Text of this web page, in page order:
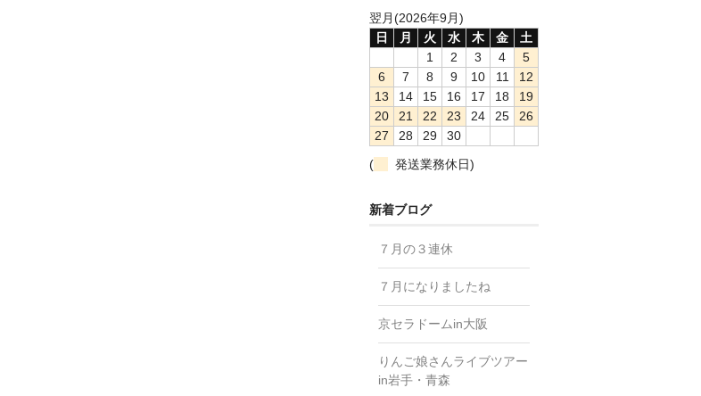
翌月(2026年9月)
日
月 火 水 木 金
土
1
2 3 4
5
6
7 8 9 10 11
12
13
14 15 16 17 18
19
20
21 22 23 24 25
26
27
28 29
30
(
発送業務休日)
新着ブログ
７月の３連休
７月になりましたね
京セラドームin大阪
りんご娘さんライブツアー
in岩手・青森